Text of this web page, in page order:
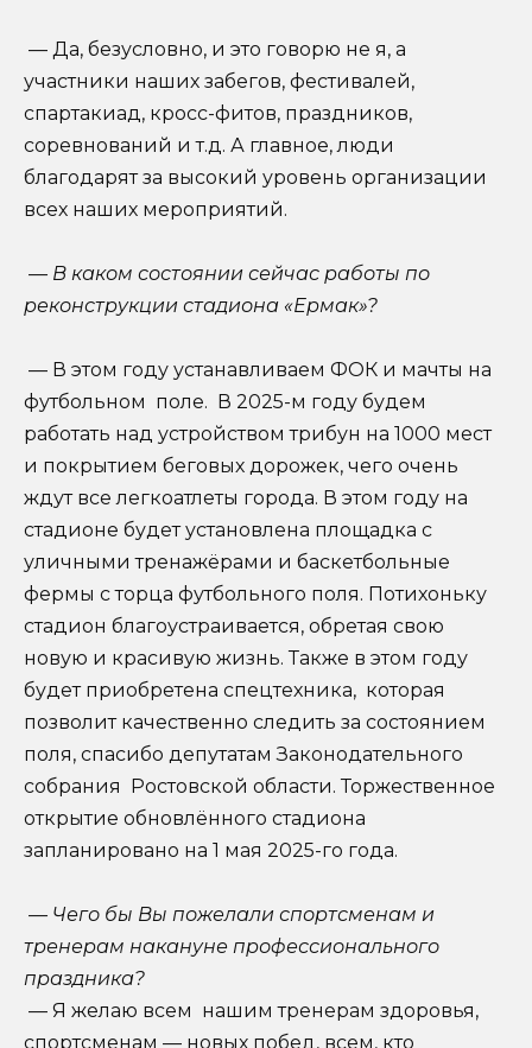
— Да, безусловно, и это говорю не я, а
участники наших забегов, фестивалей,
спартакиад, кросс-фитов, праздников,
соревнований и т.д. А главное, люди
благодарят за высокий уровень организации
всех наших мероприятий.
— В каком состоянии сейчас работы по
реконструкции стадиона «Ермак»?
— В этом году устанавливаем ФОК и мачты на
футбольном поле. В 2025-м году будем
работать над устройством трибун на 1000 мест
и покрытием беговых дорожек, чего очень
ждут все легкоатлеты города. В этом году на
стадионе будет установлена площадка с
уличными тренажёрами и баскетбольные
фермы с торца футбольного поля. Потихоньку
стадион благоустраивается, обретая свою
новую и красивую жизнь. Также в этом году
будет приобретена спецтехника, которая
позволит качественно следить за состоянием
поля, спасибо депутатам Законодательного
собрания Ростовской области. Торжественное
открытие обновлённого стадиона
запланировано на 1 мая 2025-го года.
— Чего бы Вы пожелали спортсменам и
тренерам накануне профессионального
праздника?
— Я желаю всем нашим тренерам здоровья,
спортсменам — новых побед, всем, кто